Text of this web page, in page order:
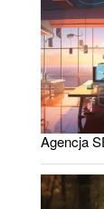
Agencja